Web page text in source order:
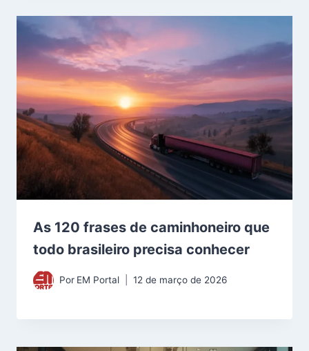
As 120 frases de caminhoneiro que
todo brasileiro precisa conhecer
Por EM Portal 12 de março de 2026